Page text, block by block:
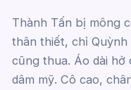
Thành Tấn bị mông
thân thiết, chỉ
cũng thua. Áo dài
dâm mỹ. Cô cao,